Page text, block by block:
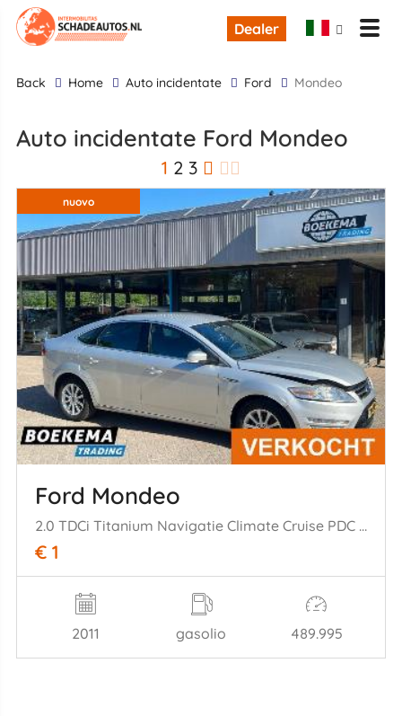
Dealer
back Home Auto incidentate Ford Mondeo
Auto incidentate Ford Mondeo
1 2 3
nuovo
Ford Mondeo
2.0 TDCi Titanium Navigatie Climate Cruise PDC Trekh.
€ 1
2011 gasolio 489.995